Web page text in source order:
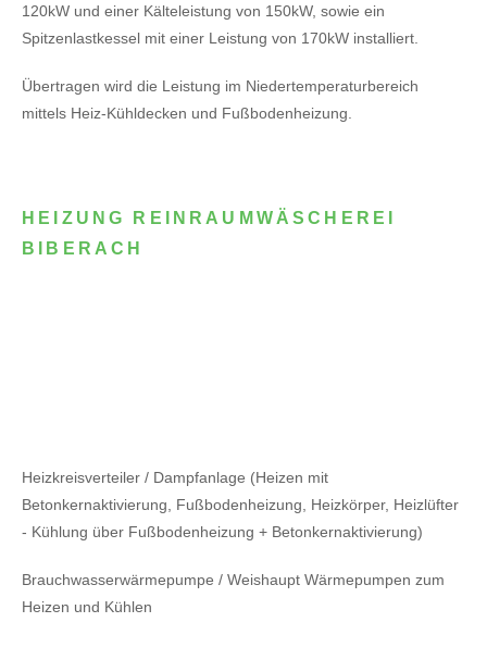
120kW und einer Kälteleistung von 150kW, sowie ein
Spitzenlastkessel mit einer Leistung von 170kW installiert.
Übertragen wird die Leistung im Niedertemperaturbereich
mittels Heiz-Kühldecken und Fußbodenheizung.
HEIZUNG REINRAUMWÄSCHEREI
BIBERACH
Heizkreisverteiler / Dampfanlage (Heizen mit
Betonkernaktivierung, Fußbodenheizung, Heizkörper, Heizlüfter
- Kühlung über Fußbodenheizung + Betonkernaktivierung)
Brauchwasserwärmepumpe / Weishaupt Wärmepumpen zum
Heizen und Kühlen